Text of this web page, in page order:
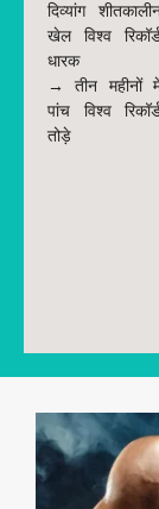
दिव्यांग
खेल विश्व
धारक
→ तीन महीनों
पांच विश्व
तोड़े